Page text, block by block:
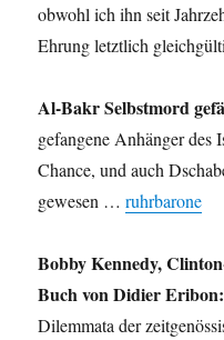
obwohl ich ihn seit
Ehrung letztlich
Al-Bakr Selbstmord
gefangene Anhänger des
Chance, und auch
gewesen …ruhrbarone
Bobby Kennedy,
Buch von Didier Eribon:
Dilemmata der